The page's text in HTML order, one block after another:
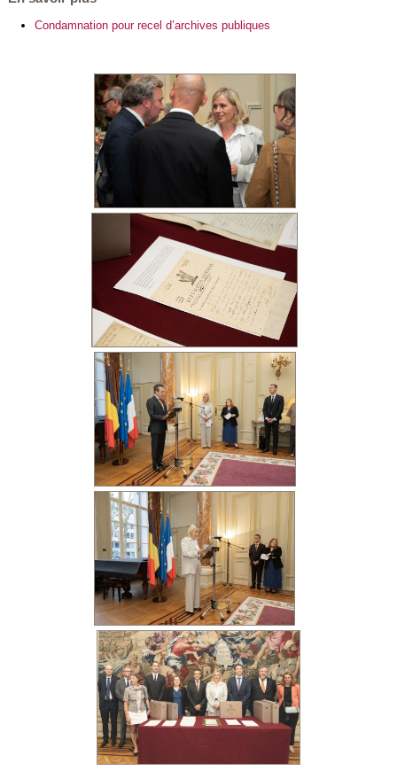
Condamnation pour recel d’archives publiques